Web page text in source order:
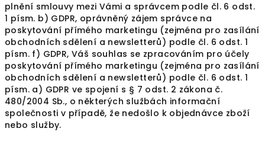
plnění smlouvy mezi Vámi a správcem podle čl. 6 odst.
1 písm. b) GDPR, oprávněný zájem správce na
poskytování přímého marketingu (zejména pro zasílání
obchodních sdělení a newsletterů) podle čl. 6 odst. 1
písm. f) GDPR, Váš souhlas se zpracováním pro účely
poskytování přímého marketingu (zejména pro zasílání
obchodních sdělení a newsletterů) podle čl. 6 odst. 1
písm. a) GDPR ve spojení s § 7 odst. 2 zákona č.
480/2004 Sb., o některých službách informační
společnosti v případě, že nedošlo k objednávce zboží
nebo služby.